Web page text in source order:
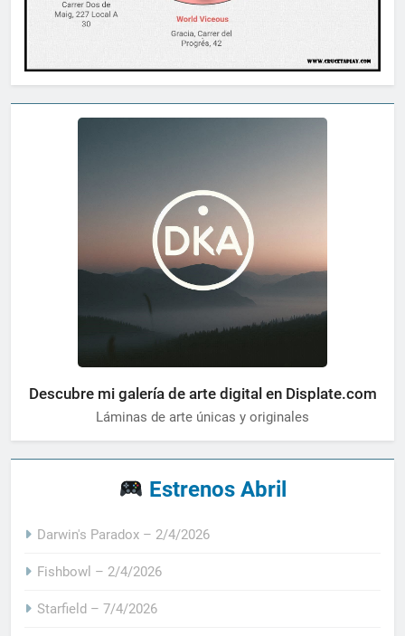
Descubre mi galería de arte digital en Displate.com
Láminas de arte únicas y originales
Estrenos Abril
Darwin's Paradox – 2/4/2026
Fishbowl – 2/4/2026
Starfield – 7/4/2026